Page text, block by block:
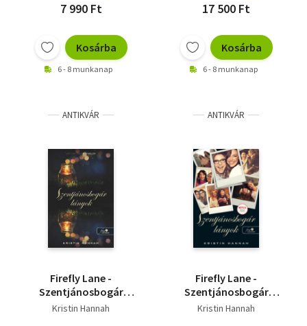
7 990 Ft
Kosárba
6 - 8 munkanap
17 500 Ft
Kosárba
6 - 8 munkanap
ANTIKVÁR
Firefly Lane -
Szentjánosbogár
lányok
Kristin Hannah
ANTIKVÁR
Firefly Lane -
Szentjánosbogár
lányok
Kristin Hannah